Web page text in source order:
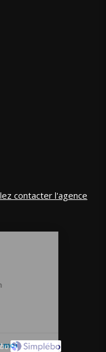
contacter l'agence